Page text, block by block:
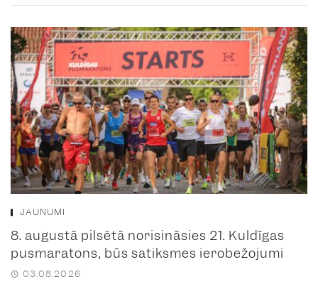
JAUNUMI
8. augustā pilsētā norisināsies 21. Kuldīgas
pusmaratons, būs satiksmes ierobežojumi
03.08.2026